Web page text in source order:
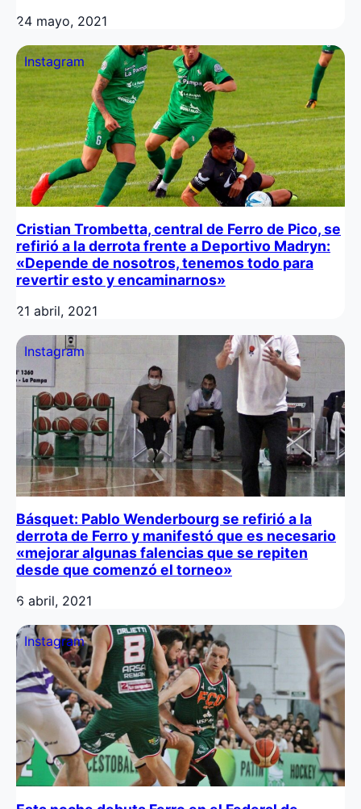
24 mayo, 2021
Instagram
Cristian Trombetta, central de Ferro de Pico, se
refirió a la derrota frente a Deportivo Madryn:
«Depende de nosotros, tenemos todo para
revertir esto y encaminarnos»
21 abril, 2021
Instagram
Básquet: Pablo Wenderbourg se refirió a la
derrota de Ferro y manifestó que es necesario
«mejorar algunas falencias que se repiten
desde que comenzó el torneo»
6 abril, 2021
Instagram